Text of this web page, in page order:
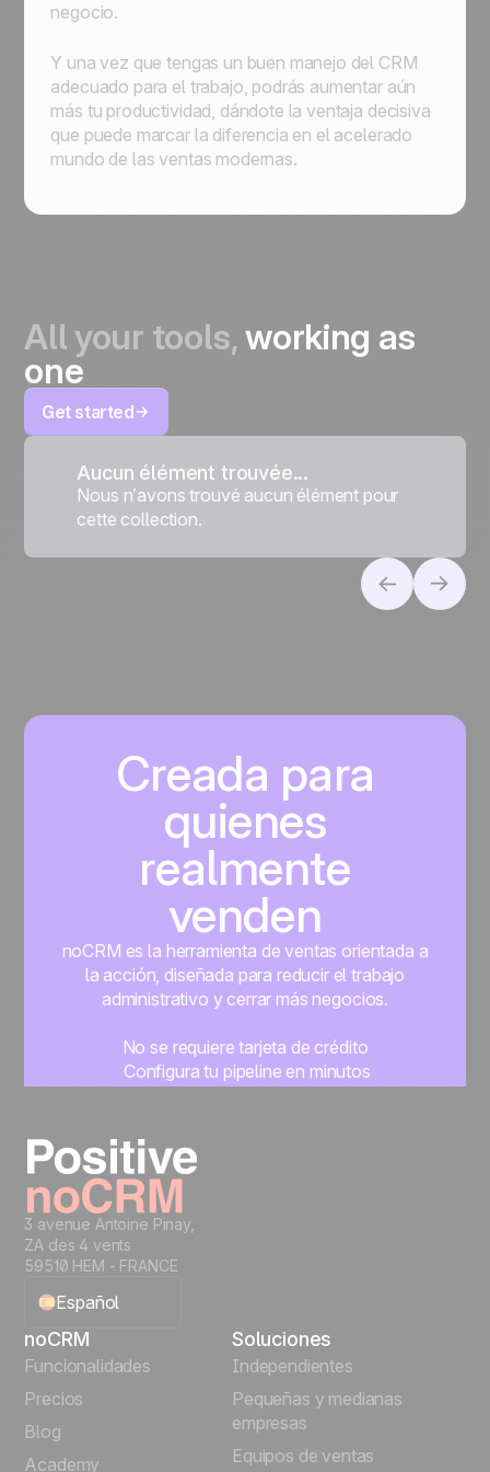
negocio.
Y una vez que tengas un buen manejo del CRM
adecuado para el trabajo, podrás aumentar aún
más tu productividad, dándote la ventaja decisiva
que puede marcar la diferencia en el acelerado
mundo de las ventas modernas.
All your tools,working as
one
Get started
Aucun élément trouvée...
Nous n’avons trouvé aucun élément pour
cette collection.
Creada para
quienes
realmente
venden
noCRM es la herramienta de ventas orientada a
la acción, diseñada para reducir el trabajo
administrativo y cerrar más negocios.
No se requiere tarjeta de crédito
Configura tu pipeline en minutos
3 avenue Antoine Pinay,
ZA des 4 vents
59510 HEM - FRANCE
Español
English
Português
noCRM
Funcionalidades
Precios
Blog
Academy
Soluciones
Independientes
Pequeñas y medianas
empresas
Equipos de ventas